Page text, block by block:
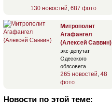
130 новостей 687 фото
Митрополит
Агафангел
(Алексей Саввин)
экс-депутат
Одесского
облсовета
265 новостей 48
фото
Новости по этой теме: